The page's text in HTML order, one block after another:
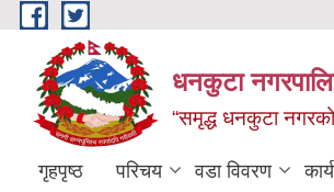
Skip to main content
धनकुटा
“समृद्ध धनकुटा
गृहपृष्ठ परिचय वडा विवरण